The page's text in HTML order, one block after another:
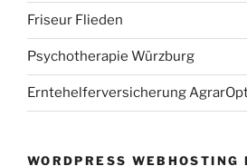
Friseur Flieden
Psychotherapie Würzburg
Erntehelferversicherung
WORDPRESS WEBHOSTING